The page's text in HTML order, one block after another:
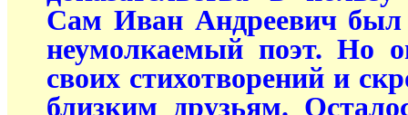
Сам Иван Андреевич
неумолкаемый поэт. Но
своих стихотворений и
близким друзьям.